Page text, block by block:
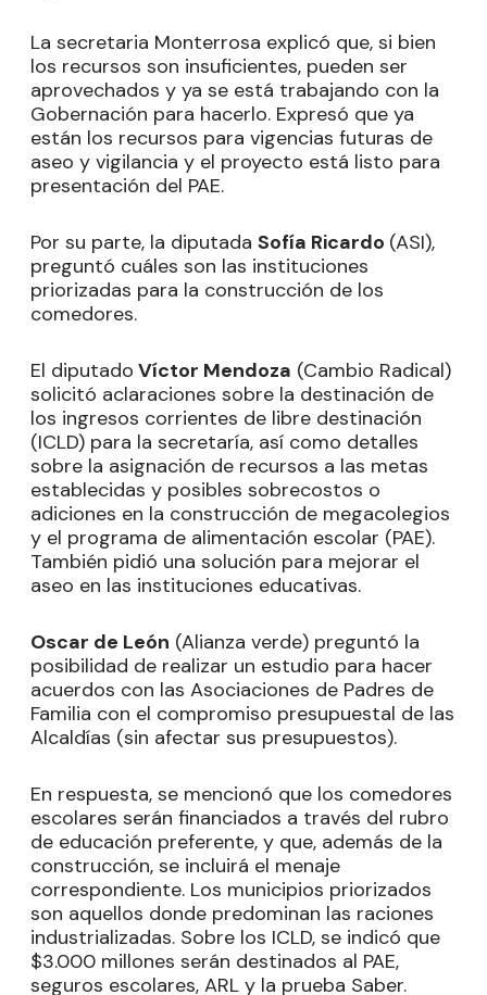
La secretaria Monterrosa explicó que, si bien
los recursos son insuficientes, pueden ser
aprovechados y ya se está trabajando con la
Gobernación para hacerlo. Expresó que ya
están los recursos para vigencias futuras de
aseo y vigilancia y el proyecto está listo para
presentación del PAE.
Por su parte, la diputada Sofía Ricardo (ASI),
preguntó cuáles son las instituciones
priorizadas para la construcción de los
comedores.
El diputado Víctor Mendoza (Cambio Radical)
solicitó aclaraciones sobre la destinación de
los ingresos corrientes de libre destinación
(ICLD) para la secretaría, así como detalles
sobre la asignación de recursos a las metas
establecidas y posibles sobrecostos o
adiciones en la construcción de megacolegios
y el programa de alimentación escolar (PAE).
También pidió una solución para mejorar el
aseo en las instituciones educativas.
Oscar de León (Alianza verde) preguntó la
posibilidad de realizar un estudio para hacer
acuerdos con las Asociaciones de Padres de
Familia con el compromiso presupuestal de las
Alcaldías (sin afectar sus presupuestos).
En respuesta, se mencionó que los comedores
escolares serán financiados a través del rubro
de educación preferente, y que, además de la
construcción, se incluirá el menaje
correspondiente. Los municipios priorizados
son aquellos donde predominan las raciones
industrializadas. Sobre los ICLD, se indicó que
$3.000 millones serán destinados al PAE,
seguros escolares, ARL y la prueba Saber.